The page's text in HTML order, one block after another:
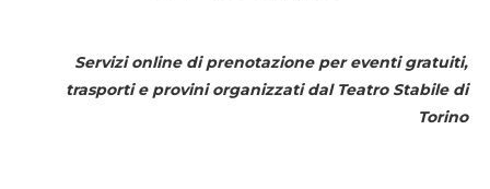
Servizi online di prenotazione per eventi gratuiti,
trasporti e provini organizzati dal Teatro Stabile di
Torino